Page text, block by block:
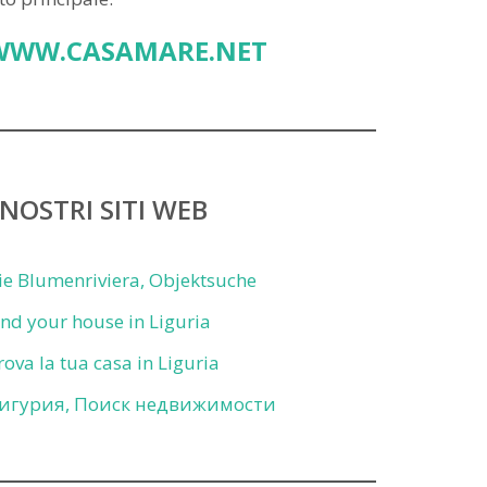
SITI WEB
Blumenriviera, Objektsuche
your house in Liguria
la tua casa in Liguria
Поиск недвижимости